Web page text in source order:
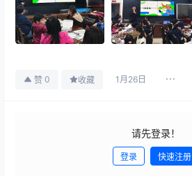
赞 0 收藏 1月26日
请先登录！
登录 快速注册